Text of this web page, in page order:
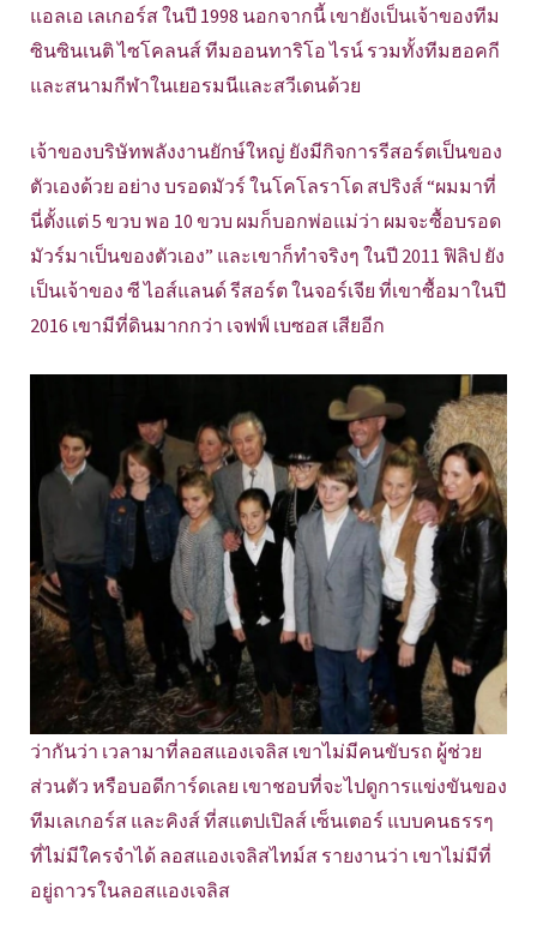
แอลเอ เลเกอร์ส ในปี 1998 นอกจากนี้ เขายังเป็นเจ้าของทีม
ซินซินเนติ ไซโคลนส์ ทีมออนทาริโอ ไรน์ รวมทั้งทีมฮอคกี
และสนามกีฬาในเยอรมนีและสวีเดนด้วย
เจ้าของบริษัทพลังงานยักษ์ใหญ่ ยังมีกิจการรีสอร์ตเป็นของ
ตัวเองด้วย อย่าง บรอดมัวร์ ในโคโลราโด สปริงส์ “ผมมาที่
นี่ตั้งแต่ 5 ขวบ พอ 10 ขวบ ผมก็บอกพ่อแม่ว่า ผมจะซื้อบรอด
มัวร์มาเป็นของตัวเอง” และเขาก็ทำจริงๆ ในปี 2011 ฟิลิป ยัง
เป็นเจ้าของ ซี ไอส์แลนด์ รีสอร์ต ในจอร์เจีย ที่เขาซื้อมาในปี
2016 เขามีที่ดินมากกว่า เจฟฟ์ เบซอส เสียอีก
ว่ากันว่า เวลามาที่ลอสแองเจลิส เขาไม่มีคนขับรถ ผู้ช่วย
ส่วนตัว หรือบอดีการ์ดเลย เขาชอบที่จะไปดูการแข่งขันของ
ทีมเลเกอร์ส และคิงส์ ที่สแตปเปิลส์ เซ็นเตอร์ แบบคนธรรๆ
ที่ไม่มีใครจำได้ ลอสแองเจลิสไทม์ส รายงานว่า เขาไม่มีที่
อยู่ถาวรในลอสแองเจลิส